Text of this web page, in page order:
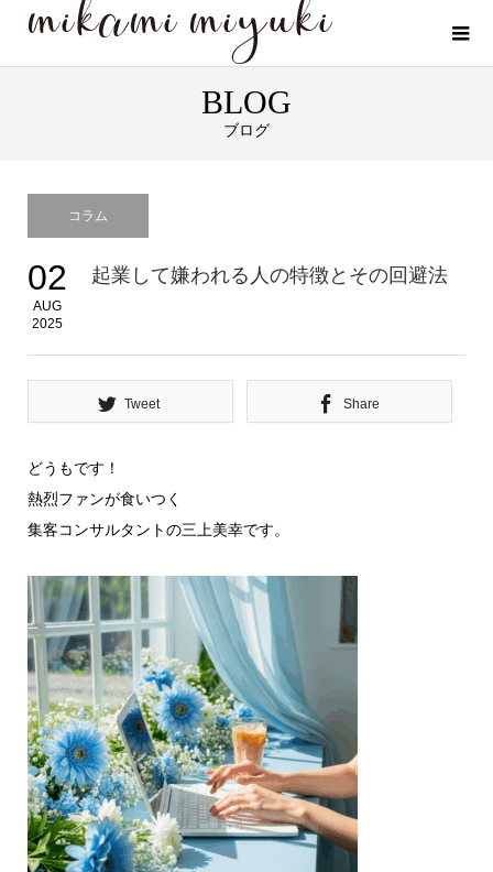
BLOG
ブログ
コラム
02
AUG
2025
起業して嫌われる人の特徴とその回避法
Tweet Share
どうもです！
熱烈ファンが食いつく
集客コンサルタントの三上美幸です。